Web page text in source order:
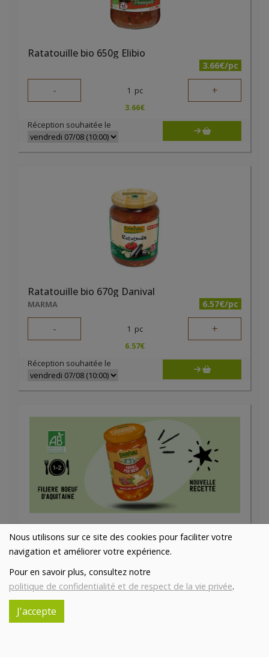
Nous utilisons sur ce site des cookies pour faciliter votre
navigation et améliorer votre expérience.
Pour en savoir plus, consultez notre
politique de confidentialité et de respect de la vie privée.
J'accepte
Ratatouille bio 650g Elibio
3.66€/pc
- 1 pc +
3.66€
Réception souhaitée le
Ratatouille bio 670g Danival
MARMA 6.57€/pc
- 1 pc +
6.57€
Réception souhaitée le
MARMA 8.71€/pc
- pc
8.71 €
Réception souhaitée le